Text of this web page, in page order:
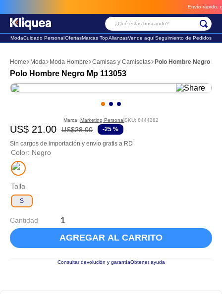
Envío rápido,
¿Qué estás buscando?
ModaCuidado PersonalOfertasMarcas TopAlianzasVende aquíSeguimiento de Pedidos
Moda Moda Hombre Camisas y Camisetas Polo Hombre Negro Mp
Polo Hombre Negro Mp 113053
Marca: Marketing PersonalSKU: 8444282
US$ 21.00 US$28.00 -25 %
Sin cargos de importación y envío gratis a RD
Color: Negro
Talla
S
Cantidad
AGREGAR AL CARRITO
Consultar devolución y garantíaObtener ayuda
2. faldas